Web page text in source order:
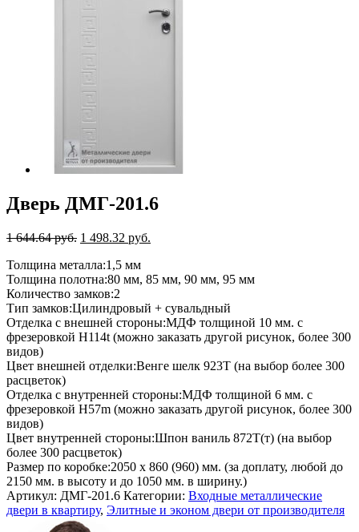
Дверь ДМГ-201.6
1 644.64руб. 1 498.32 руб.
Толщина металла:1,5 мм
Толщина полотна:80 мм, 85 мм, 90 мм, 95 мм
Количество замков:2
Тип замков:Цилиндровый + сувальдный
Отделка с внешней стороны:МДФ толщиной 10 мм. с
фрезеровкой H114t (можно заказать другой рисунок, более 300
видов)
Цвет внешней отделки:Венге шелк 923Т (на выбор более 300
расцветок)
Отделка с внутренней стороны:МДФ толщиной 6 мм. с
фрезеровкой H57m (можно заказать другой рисунок, более 300
видов)
Цвет внутренней стороны:Шпон ваниль 872Т(т) (на выбор
более 300 расцветок)
Размер по коробке:2050 х 860 (960) мм. (за доплату, любой до
2150 мм. в высоту и до 1050 мм. в ширину.)
Артикул: ДМГ-201.6 Категории: Входные металлические
двери в квартиру, Элитные и эконом двери от производителя